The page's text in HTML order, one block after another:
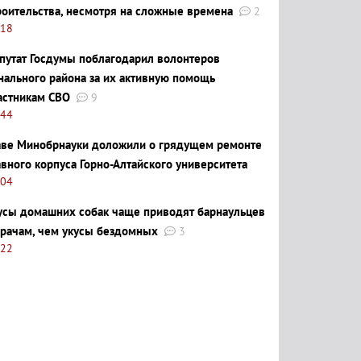
несмотря на сложные времена
2
Госдумы поблагодарил волонтеров
района за их активную помощь
СВО
9
Минобрнауки доложили о грядущем ремонте
корпуса Горно-Алтайского университета
домашних собак чаще приводят барнаульцев
чем укусы бездомных
3